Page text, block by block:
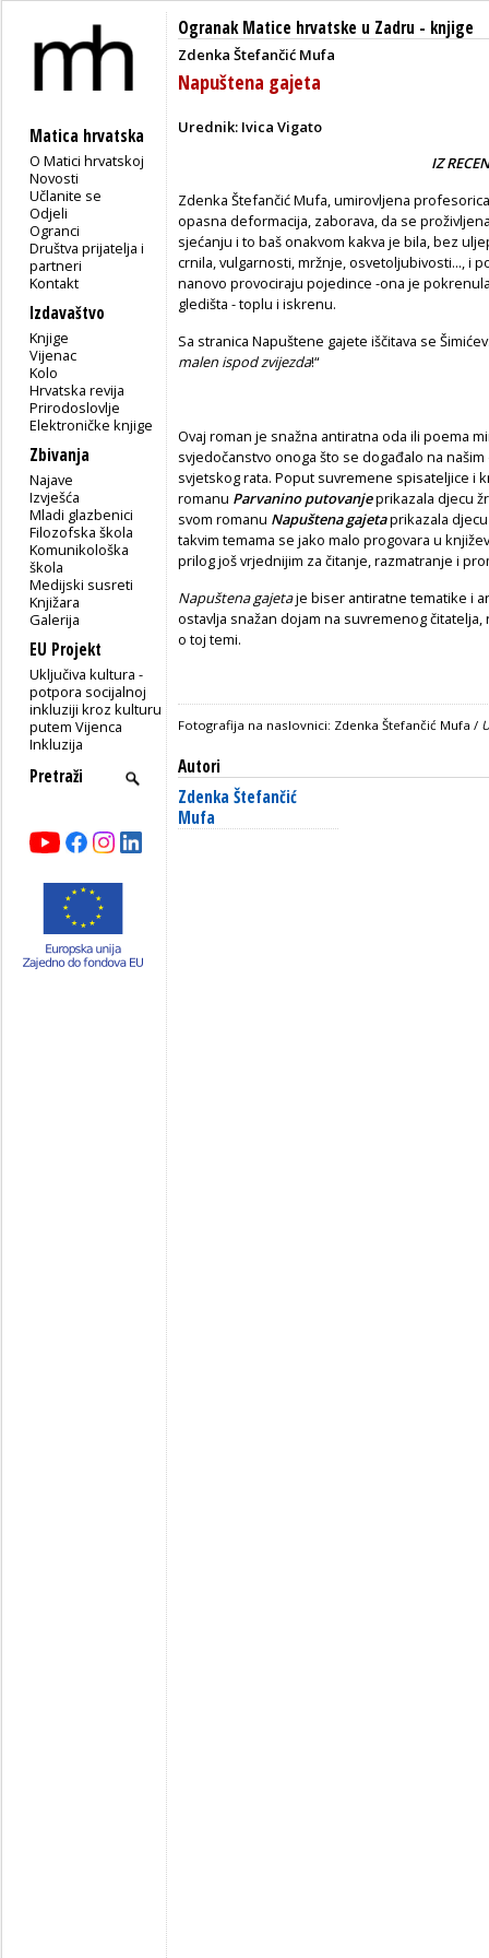
Matica hrvatska
O Matici hrvatskoj
Novosti
Učlanite se
Odjeli
Ogranci
Društva prijatelja i
partneri
Kontakt
Izdavaštvo
Knjige
Vijenac
Kolo
Hrvatska revija
Prirodoslovlje
Elektroničke knjige
Zbivanja
Najave
Izvješća
Mladi glazbenici
Filozofska škola
Komunikološka
škola
Medijski susreti
Knjižara
Galerija
EU Projekt
Uključiva kultura -
potpora socijalnoj
inkluziji kroz kulturu
putem Vijenca
Inkluzija
Ogranak Matice hrvatske u Zadru - knjige
Zdenka Štefančić Mufa
Napuštena gajeta
Urednik: Ivica Vigato
IZ
Zdenka Štefančić Mufa, umirovljena
opasna deformacija, zaborava, da se
sjećanju i to baš onakvom kakva je bila, bez
crnila, vulgarnosti, mržnje, osvetoljubivosti..., i
nanovo provociraju pojedince -ona je
gledišta - toplu i iskrenu.
Sa stranica Napuštene gajete iščitava se
malen ispod zvijezda!“
Ovaj roman je snažna antiratna oda ili poema
svjedočanstvo onoga što se događalo na
svjetskog rata. Poput suvremene spisateljice i
romanu Parvanino putovanjeprikazala djecu
svom romanu Napuštena gajetaprikazala
takvim temama se jako malo progovara u
prilog još vrjednijim za čitanje, razmatranje i
Napuštena gajetaje biser antiratne tematike i
ostavlja snažan dojam na suvremenog
o toj temi.
Fotografija na naslovnici: Zdenka Štefančić Mufa /
Autori
Zdenka Štefančić
Mufa